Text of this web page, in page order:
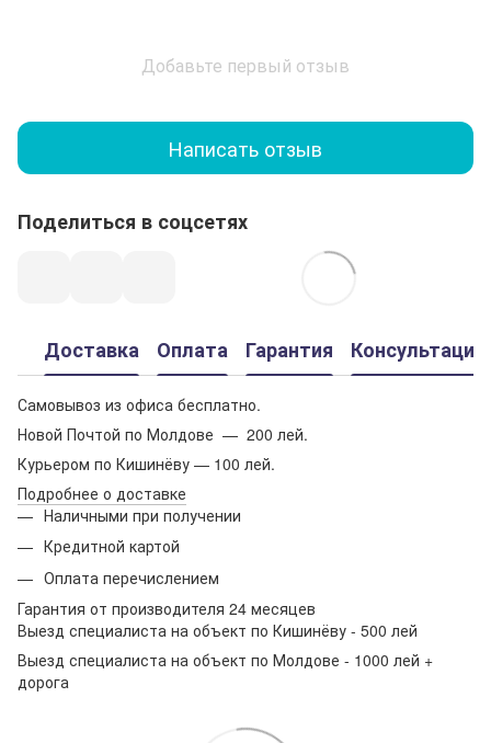
Добавьте первый отзыв
Написать отзыв
Поделиться в соцсетях
Доставка Оплата Гарантия Консультация
Самовывоз из офиса бесплатно.
Новой Почтой по Молдове — 200 лей.
Курьером по Кишинёву — 100 лей.
Подробнее о доставке
Наличными при получении
Кредитной картой
Оплата перечислением
Гарантия от производителя 24 месяцев
Выезд специалиста на объект по Кишинёву - 500 лей
Выезд специалиста на объект по Молдове - 1000 лей +
дорога